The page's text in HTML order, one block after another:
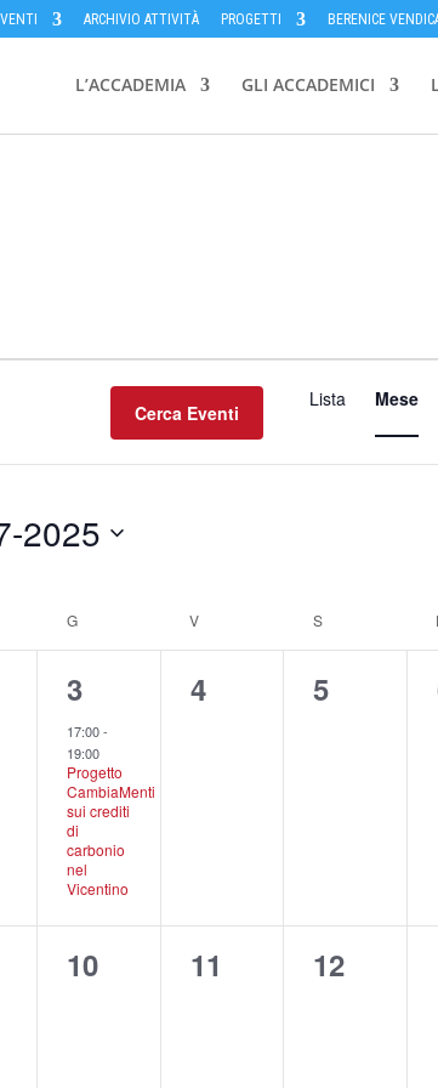
ARCHIVIO ATTIVITÀ PROGETTI BERENICE
L’ACCADEMIA GLI ACCADEMICI
Cerca Eventi
Lista Mese
2025
GGIOVEDÌ V SSABATO
1
evento,
3
17:00-
19:00
Progetto
CambiaMenti
sui crediti
di
carbonio
nel
Vicentino
0
4
0
5
0
10
0
11
0
12